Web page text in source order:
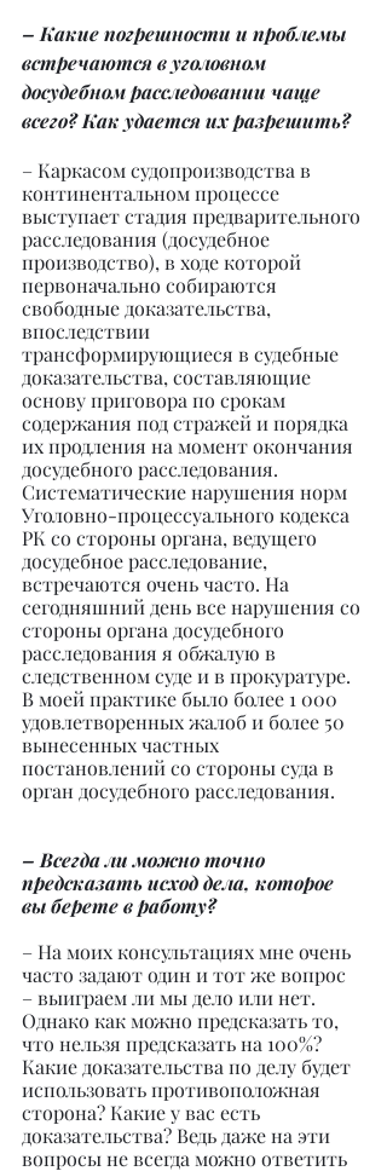
– Какие погрешности и проблемы
встречаются в уголовном
досудебном расследовании чаще
всего? Как удается их разрешить?
– Каркасом судопроизводства в
континентальном процессе
выступает стадия предварительного
расследования (досудебное
производство), в ходе которой
первоначально собираются
свободные доказательства,
впоследствии
трансформирующиеся в судебные
доказательства, составляющие
основу приговора по срокам
содержания под стражей и порядка
их продления на момент окончания
досудебного расследования.
Систематические нарушения норм
Уголовно-процессуального кодекса
РК со стороны органа, ведущего
досудебное расследование,
встречаются очень часто. На
сегодняшний день все нарушения со
стороны органа досудебного
расследования я обжалую в
следственном суде и в прокуратуре.
В моей практике было более 1 000
удовлетворенных жалоб и более 50
вынесенных частных
постановлений со стороны суда в
орган досудебного расследования.
– Всегда ли можно точно
предсказать исход дела, которое
вы берете в работу?
– На моих консультациях мне очень
часто задают один и тот же вопрос
– выиграем ли мы дело или нет.
Однако как можно предсказать то,
что нельзя предсказать на 100%?
Какие доказательства по делу будет
использовать противоположная
сторона? Какие у вас есть
доказательства? Ведь даже на эти
вопросы не всегда можно ответить